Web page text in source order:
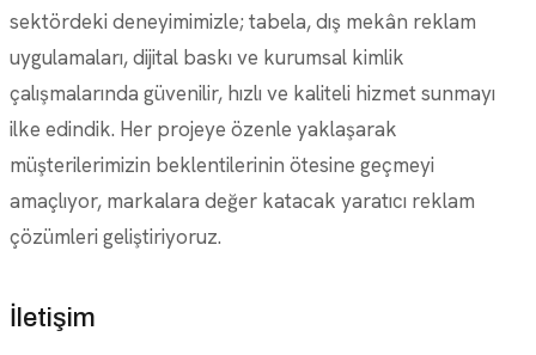
sektördeki deneyimimizle; tabela, dış mekân reklam
uygulamaları, dijital baskı ve kurumsal kimlik
çalışmalarında güvenilir, hızlı ve kaliteli hizmet sunmayı
ilke edindik. Her projeye özenle yaklaşarak
müşterilerimizin beklentilerinin ötesine geçmeyi
amaçlıyor, markalara değer katacak yaratıcı reklam
çözümleri geliştiriyoruz.
İletişim